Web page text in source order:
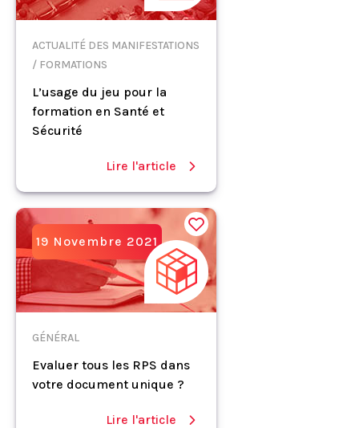
ACTUALITÉ DES MANIFESTATIONS
/ FORMATIONS
L’usage du jeu pour la
formation en Santé et
Sécurité
Lire l'article
19 Novembre 2021
GÉNÉRAL
Evaluer tous les RPS dans
votre document unique ?
Lire l'article